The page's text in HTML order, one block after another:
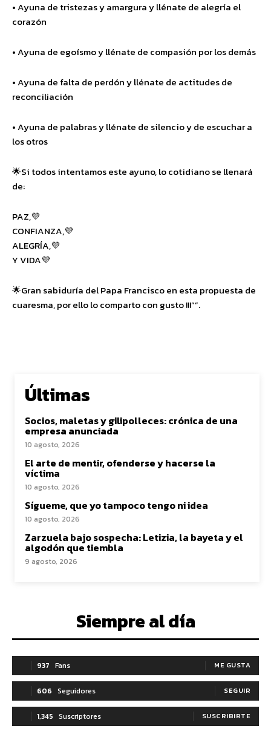
• Ayuna de tristezas y amargura y llénate de alegría el
corazón
• Ayuna de egoísmo y llénate de compasión por los demás
• Ayuna de falta de perdón y llénate de actitudes de
reconciliación
• Ayuna de palabras y llénate de silencio y de escuchar a
los otros
🌟Si todos intentamos este ayuno, lo cotidiano se llenará
de:
PAZ,💜
CONFIANZA,💜
ALEGRÍA,💜
Y VIDA💜
🌟Gran sabiduría del Papa Francisco en esta propuesta de
cuaresma, por ello lo comparto con gusto !!!””.
Últimas
Socios, maletas y gilipolleces: crónica de una
empresa anunciada
10 agosto, 2026
El arte de mentir, ofenderse y hacerse la
víctima
10 agosto, 2026
Sígueme, que yo tampoco tengo ni idea
10 agosto, 2026
Zarzuela bajo sospecha: Letizia, la bayeta y el
algodón que tiembla
9 agosto, 2026
Siempre al día
937 Fans ME GUSTA
606 Seguidores SEGUIR
1,345 Suscriptores SUSCRIBIRTE